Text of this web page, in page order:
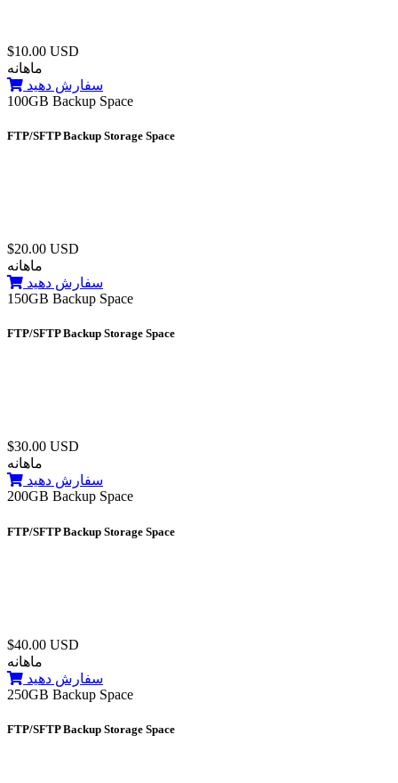
$10.00 USD
ماهانه
سفارش دهید
100GB Backup Space
FTP/SFTP Backup Storage Space
$20.00 USD
ماهانه
سفارش دهید
150GB Backup Space
FTP/SFTP Backup Storage Space
$30.00 USD
ماهانه
سفارش دهید
200GB Backup Space
FTP/SFTP Backup Storage Space
$40.00 USD
ماهانه
سفارش دهید
250GB Backup Space
FTP/SFTP Backup Storage Space